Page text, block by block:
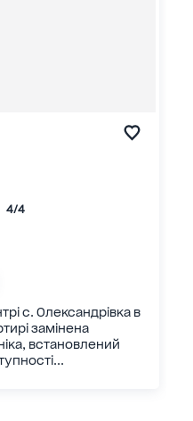
4/4
с. Олександрівка в
замінена
встановлений